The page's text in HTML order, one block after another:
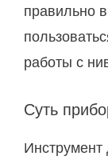
правильно
работы с
Суть
Инструмент